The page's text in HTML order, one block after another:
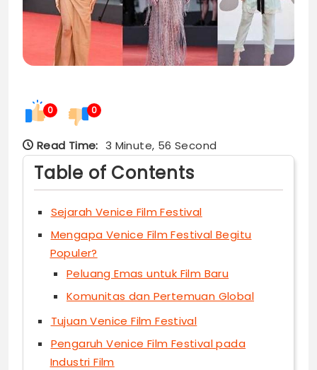
0 0
Read Time: 3 Minute, 56 Second
Table of Contents
Sejarah Venice Film Festival
Mengapa Venice Film Festival Begitu
Populer?
Peluang Emas untuk Film Baru
Komunitas dan Pertemuan Global
Tujuan Venice Film Festival
Pengaruh Venice Film Festival pada
Industri Film